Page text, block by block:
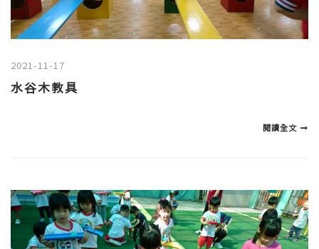
2021-11-17
水谷木教具
閱讀全文